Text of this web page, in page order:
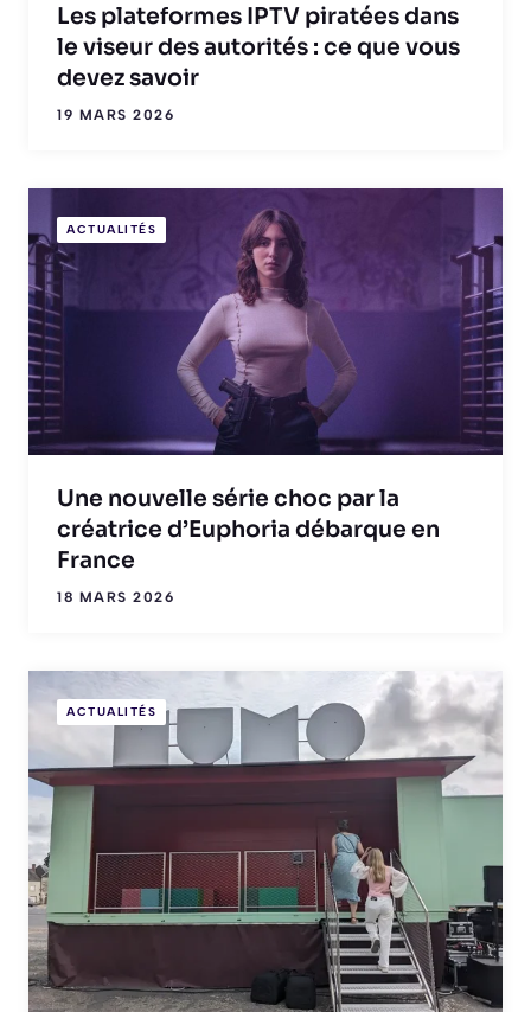
Les plateformes IPTV piratées dans
le viseur des autorités : ce que vous
devez savoir
19 MARS 2026
ACTUALITÉS
Une nouvelle série choc par la
créatrice d’Euphoria débarque en
France
18 MARS 2026
ACTUALITÉS